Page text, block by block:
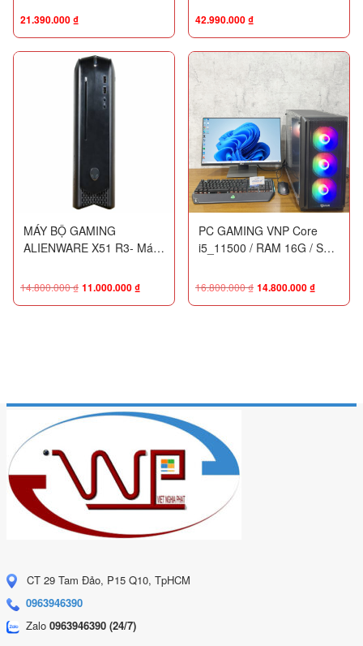
ổ NVME 512G + HDD 2Tb
21.390.000₫
1TB / RTX 3060 12G White
42.990.000₫
MÁY BỘ GAMING
ALIENWARE X51 R3- Máy
i5_6500 / RAM 16GB / SSD
14.800.000₫ 11.000.000₫
PC GAMING VNP Core
i5_11500 / RAM 16G / SSD
1050Ti 4G
16.800.000₫ 14.800.000₫
CT 29 Tam Đảo, P15 Q10, TpHCM
0963946390
Zalo 0963946390 (24/7)